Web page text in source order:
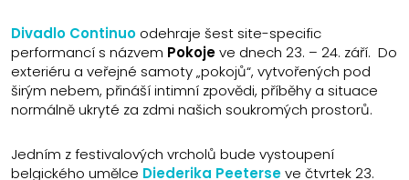
Divadlo Continuo odehraje šest site-specific
performancí s názvem Pokojeve dnech 23. – 24. září. Do
exteriéru a veřejné samoty „pokojů“, vytvořených pod
širým nebem, přináší intimní zpovědi, příběhy a situace
normálně ukryté za zdmi našich soukromých prostorů.
Jedním z festivalových vrcholů bude vystoupení
belgického umělce Diederika Peeterseve čtvrtek 23.